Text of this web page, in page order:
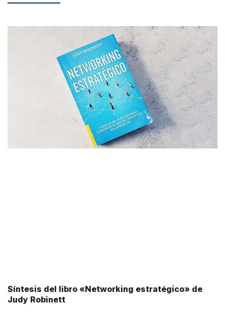
Síntesis del libro «Networking estratégico» de
Judy Robinett